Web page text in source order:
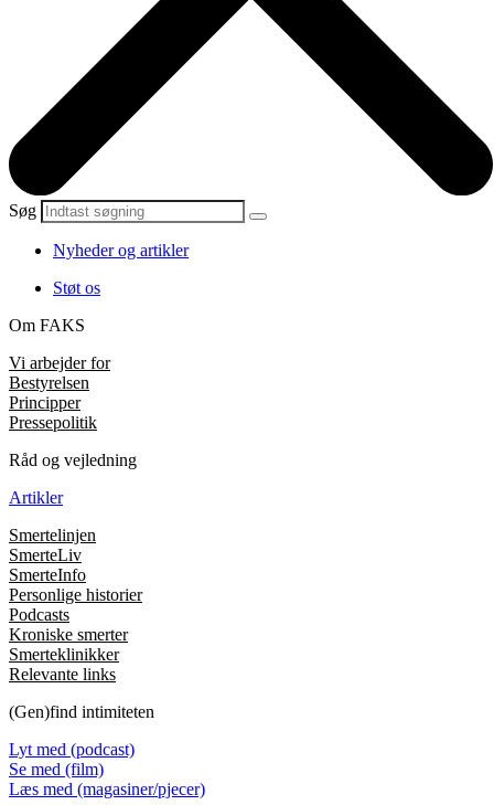
Søg
Nyheder og artikler
Støt os
Om FAKS
Vi arbejder for
Bestyrelsen
Principper
Pressepolitik
Råd og vejledning
Artikler
Smertelinjen
SmerteLiv
SmerteInfo
Personlige historier
Podcasts
Kroniske smerter
Smerteklinikker
Relevante links
(Gen)find intimiteten
Lyt med (podcast)
Se med (film)
Læs med (magasiner/pjecer)